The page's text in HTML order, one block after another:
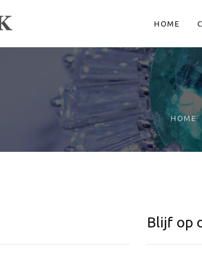
HOME
HOME
Blijf op